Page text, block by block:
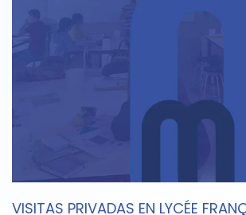
VISITAS PRIVADAS EN LYCÉE